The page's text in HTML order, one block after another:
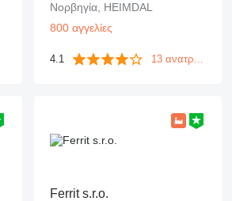
Νορβηγία, HEIMDAL
800 αγγελίες
4.1 13 ανατροφοδοτήσεις
Ferrit s.r.o.